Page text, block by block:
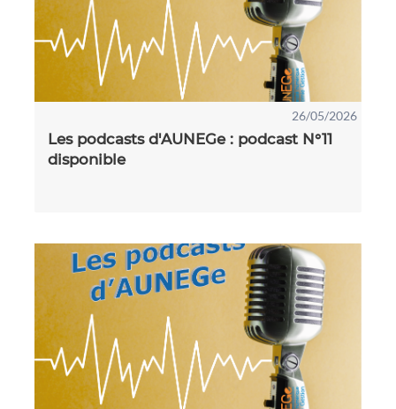
26/05/2026
Les podcasts d'AUNEGe : podcast N°11
disponible